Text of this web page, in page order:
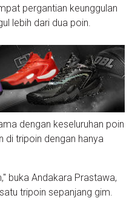
pergantian keunggulan
lebih dari dua poin.
dengan keseluruhan poin
di tripoin dengan hanya
buka Andakara Prastawa,
tripoin sepanjang gim.